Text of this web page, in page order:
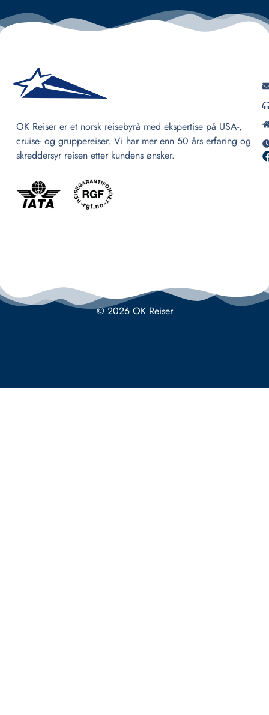
OK Reiser er et norsk reisebyrå med ekspertise på USA-,
cruise- og gruppereiser. Vi har mer enn 50 års erfaring og
skreddersyr reisen etter kundens ønsker.
© 2026 OK Reiser